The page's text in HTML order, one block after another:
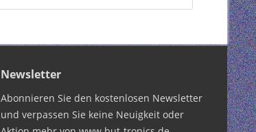
Newsletter
Abonnieren Sie den kostenlosen Newsletter
und verpassen Sie keine Neuigkeit oder